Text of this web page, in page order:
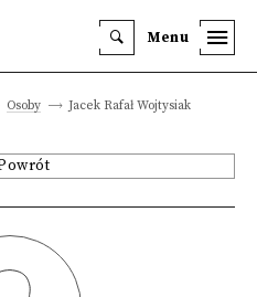
Menu
Osoby Jacek Rafał Wojtysiak